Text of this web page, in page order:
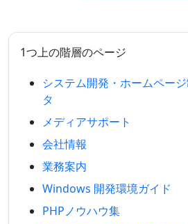
1つ上の階層のページ
システム開発・ホームペー
タ
メディアサポート
会社情報
業務案内
Windows 開発環境ガイド
PHPノウハウ集